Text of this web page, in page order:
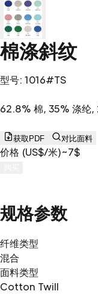
棉涤斜纹
型号: 1016#TS
62.8% 棉, 35% 涤纶,
获取PDF 对比面料
价格 (US$/米)~7$
规格参数
纤维类型
混合
面料类型
Cotton Twill